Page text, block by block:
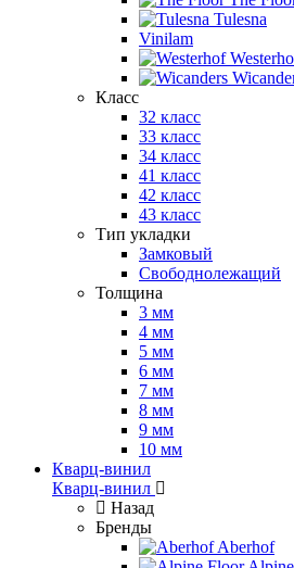
Tulesna
Vinilam
Класс
32 класс
33 класс
34 класс
41 класс
42 класс
43 класс
Тип укладки
Замковый
Свободнолежащий
Толщина
3 мм
4 мм
5 мм
6 мм
7 мм
8 мм
9 мм
10 мм
Кварц-винил
Кварц-винил
Назад
Бренды
Aberhof